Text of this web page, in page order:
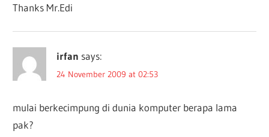
Thanks Mr.Edi
irfan says:
24 November 2009 at 02:53
mulai berkecimpung di dunia komputer berapa lama
pak?